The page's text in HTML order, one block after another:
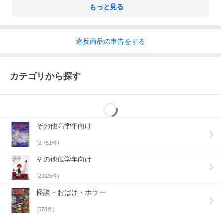
もっと見る
違反商品の申告をする
カテゴリから探す
その他高学年向け
(2,751件)
その他低学年向け
(2,023件)
怪談・おばけ・ホラー
(678件)